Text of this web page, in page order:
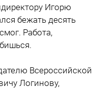
Игорю
бежать десять
Работа,
Всероссийской
Логинову,